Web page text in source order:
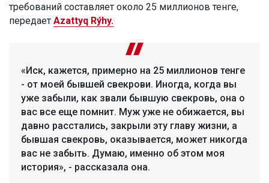
требований составляет около 25 миллионов тенге,
передает Azattyq Rýhy.
«Иск, кажется, примерно на 25 миллионов тенге
- от моей бывшей свекрови. Иногда, когда вы
уже забыли, как звали бывшую свекровь, она о
вас все еще помнит. Муж уже не обижается, вы
давно расстались, закрыли эту главу жизни, а
бывшая свекровь, оказывается, может никогда
вас не забыть. Думаю, именно об этом моя
история», - рассказала она.